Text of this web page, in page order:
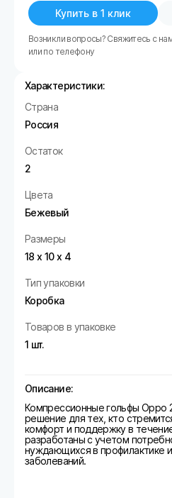
Купить в 1 клик
Возникли вопросы? Свяжитесь с
или по телефону
Характеристики:
Страна
Россия
Остаток
2
Цвета
Бежевый
Размеры
18 х 10 х 4
Тип упаковки
Коробка
Товаров в упаковке
1 шт.
Описание:
Компрессионные гольфы Oppo
решение для тех, кто
комфорт и поддержку в
разработаны с учетом
нуждающихся в профилактике
заболеваний.